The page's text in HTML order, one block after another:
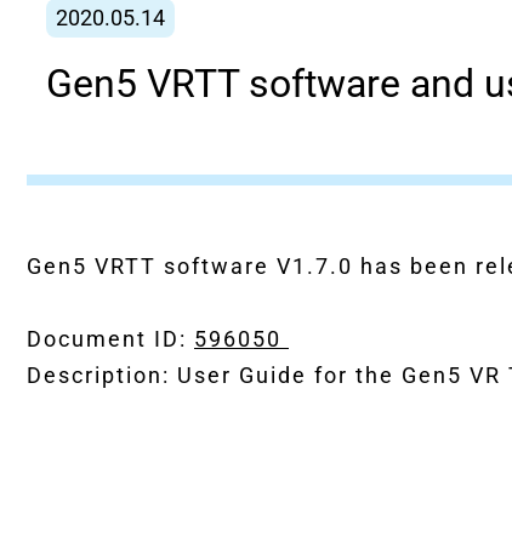
2020.05.14
Gen5 VRTT software and
Gen5 VRTT software V1.7.0 has been
Document ID: 596050
Description: User Guide for the Gen5